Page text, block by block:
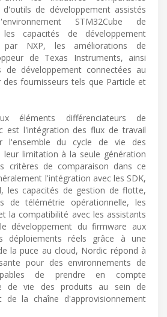
de développement assistés
STM32Cube de
les capacités de développement
par NXP, les améliorations de
de Texas Instruments, ainsi
de développement connectées au
fournisseurs tels que Particle et
éléments différenciateurs de
est l'intégration des flux de travail
l'ensemble du cycle de vie des
leur limitation à la seule génération
critères de comparaison dans ce
l'intégration avec les SDK,
les capacités de gestion de flotte,
de télémétrie opérationnelle, les
la compatibilité avec les assistants
développement du firmware aux
déploiements réels grâce à une
la puce au cloud, Nordic répond à
pour des environnements de
de prendre en compte
de vie des produits au sein de
la chaîne d'approvisionnement